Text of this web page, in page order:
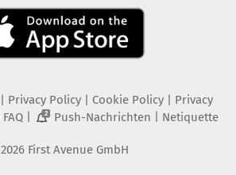
Privacy Policy| Cookie Policy| Privacy
FAQ| 2 Push-Nachrichten Netiquette
2026 First Avenue GmbH